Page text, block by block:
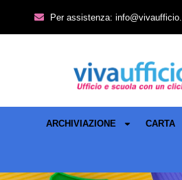
Per assistenza:
ARCHIVIAZIONE CARTA